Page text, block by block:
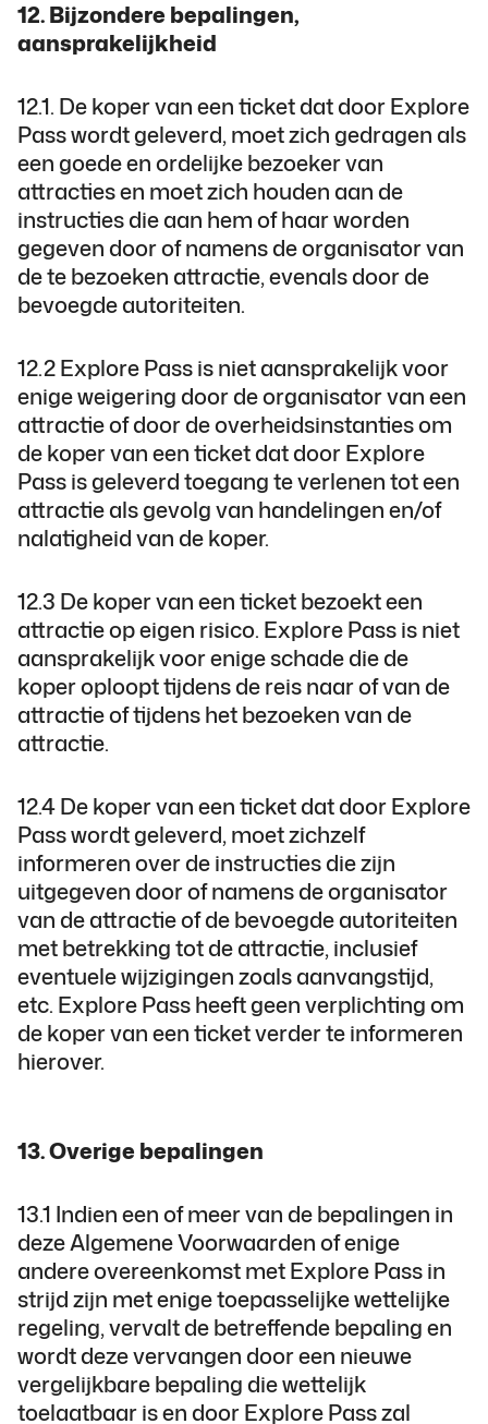
12. Bijzondere bepalingen,
aansprakelijkheid
12.1. De koper van een ticket dat door Explore
Pass wordt geleverd, moet zich gedragen als
een goede en ordelijke bezoeker van
attracties en moet zich houden aan de
instructies die aan hem of haar worden
gegeven door of namens de organisator van
de te bezoeken attractie, evenals door de
bevoegde autoriteiten.
12.2 Explore Pass is niet aansprakelijk voor
enige weigering door de organisator van een
attractie of door de overheidsinstanties om
de koper van een ticket dat door Explore
Pass is geleverd toegang te verlenen tot een
attractie als gevolg van handelingen en/of
nalatigheid van de koper.
12.3 De koper van een ticket bezoekt een
attractie op eigen risico. Explore Pass is niet
aansprakelijk voor enige schade die de
koper oploopt tijdens de reis naar of van de
attractie of tijdens het bezoeken van de
attractie.
12.4 De koper van een ticket dat door Explore
Pass wordt geleverd, moet zichzelf
informeren over de instructies die zijn
uitgegeven door of namens de organisator
van de attractie of de bevoegde autoriteiten
met betrekking tot de attractie, inclusief
eventuele wijzigingen zoals aanvangstijd,
etc. Explore Pass heeft geen verplichting om
de koper van een ticket verder te informeren
hierover.
13. Overige bepalingen
13.1 Indien een of meer van de bepalingen in
deze Algemene Voorwaarden of enige
andere overeenkomst met Explore Pass in
strijd zijn met enige toepasselijke wettelijke
regeling, vervalt de betreffende bepaling en
wordt deze vervangen door een nieuwe
vergelijkbare bepaling die wettelijk
toelaatbaar is en door Explore Pass zal